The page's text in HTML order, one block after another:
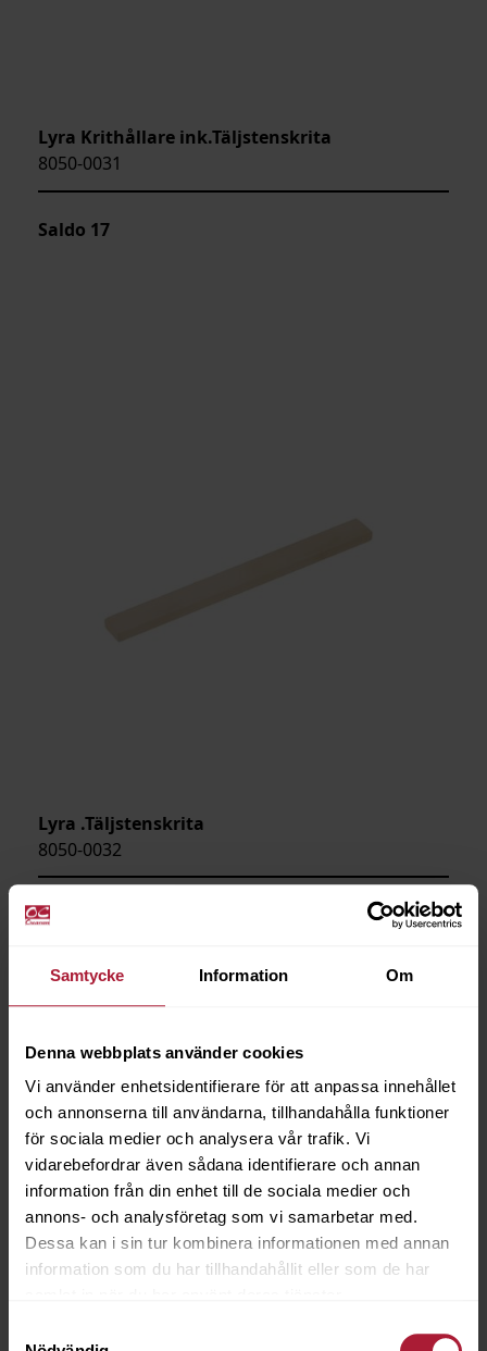
Samtycke Information Om
Denna webbplats använder cookies
Vi använder enhetsidentifierare för att anpassa innehållet
och annonserna till användarna, tillhandahålla funktioner
för sociala medier och analysera vår trafik. Vi
vidarebefordrar även sådana identifierare och annan
information från din enhet till de sociala medier och
annons- och analysföretag som vi samarbetar med.
Dessa kan i sin tur kombinera informationen med annan
information som du har tillhandahållit eller som de har
Lyra Krithållare ink.Täljstenskrita
8050-0031
Saldo 17
Lyra .Täljstenskrita
8050-0032
Saldo